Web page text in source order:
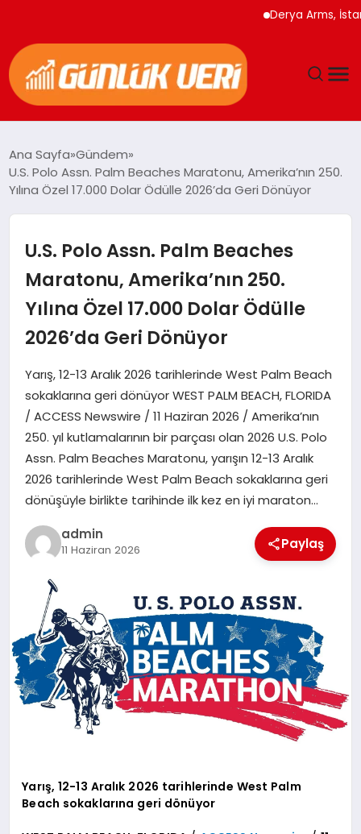
Derya Arms, İstanbul
GÜNDEM
EKONOMI
SPOR
TEKNOLOJI
Ana Sayfa Gündem
U.S. Polo Assn. Palm Beaches Maratonu, Amerika’nın 250.
Yılına Özel 17.000 Dolar Ödülle 2026’da Geri Dönüyor
U.S. Polo Assn. Palm Beaches
Maratonu, Amerika’nın 250.
Yılına Özel 17.000 Dolar Ödülle
2026’da Geri Dönüyor
Yarış, 12-13 Aralık 2026 tarihlerinde West Palm Beach
sokaklarına geri dönüyor WEST PALM BEACH, FLORIDA
/ ACCESS Newswire / 11 Haziran 2026 / Amerika’nın
250. yıl kutlamalarının bir parçası olan 2026 U.S. Polo
Assn. Palm Beaches Maratonu, yarışın 12-13 Aralık
2026 tarihlerinde West Palm Beach sokaklarına geri
dönüşüyle birlikte tarihinde ilk kez en iyi maraton…
admin
11 Haziran 2026 Paylaş
Yarış, 12-13 Aralık 2026 tarihlerinde West Palm
Beach sokaklarına geri dönüyor